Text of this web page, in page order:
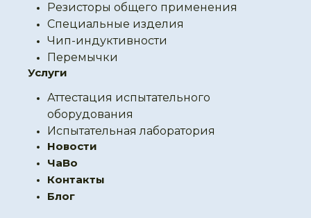
Резисторы общего применения
Специальные изделия
Чип-индуктивности
Перемычки
Услуги
Аттестация испытательного
оборудования
Испытательная лаборатория
Новости
ЧаВо
Контакты
Блог